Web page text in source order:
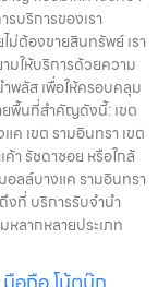
บริการของเรา
ต้องขายสินทรัพย์ เรา
มให้บริการด้วยความ
พลัส เพื่อให้ครอบคลุม
ยพื้นที่สำคัญดังนี้: เขต
ค เขต รามอินทรา เขต
า รัชดาซอย หรือใกล้
อลล์บางแค รามอินทรา
งที่ บริการรับจำนำ
หลากหลายประเภท